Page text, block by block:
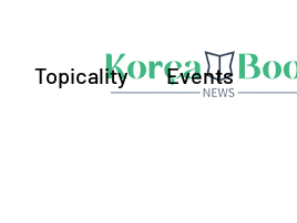
Topicality Events